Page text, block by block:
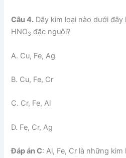
Câu 4. Dãy kim loại nào dưới
HNO3 đặc nguội?
A. Cu, Fe, Ag
B. Cu, Fe, Cr
C. Cr, Fe, Al
D. Fe, Cr, Ag
Đáp án C: Al, Fe, Cr là những